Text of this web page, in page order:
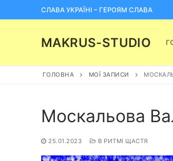
до
СЛАВА УКРАЇНІ – ГЕРОЯМ СЛАВА
MAKRUS-STUDIO
ГОЛОВНА МОЇ ЗАПИСИ
Москальова
25.01.2023 В РИТМІ ЩАСТЯ